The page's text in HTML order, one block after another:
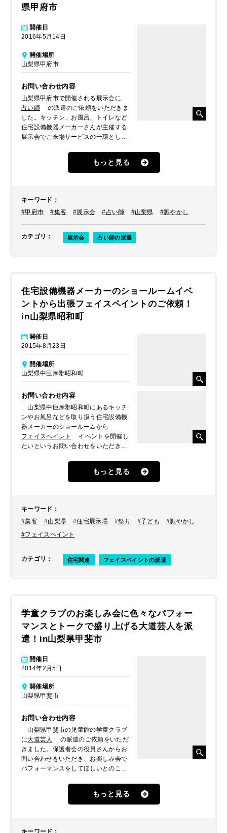
県甲府市
開催日
2016年5月14日
開催場所
山梨県甲府市
お問い合わせ内容
山梨県甲府市で開催される展示会に
占い師
の派遣のご依頼をいただきま
した。キッチン、お風呂、トイレなど
住宅設備機器メーカーさんが主催する
展示会でご来場サービスの一環として
もっと見る
キーワード ：
#甲府市
#集客 #展示会 #占い師 #山梨県 #賑やかし
カテゴリ ： 展示会 占い師の派遣
住宅設備機器メーカーのショールームイベ
ントから出張フェイスペイントのご依頼！
in山梨県昭和町
開催日
2015年8月23日
開催場所
山梨県中巨摩郡昭和町
お問い合わせ内容
山梨県中巨摩郡昭和町にあるキッチ
ンやお風呂などを取り扱う住宅設備機
器メーカーのショールームから
フェイスペイント
イベントを開催し
たいというお問い合わせをいただきま
一つとして開催されたいとのことで、
フェイスペインターを1名派遣しまし
もっと見る
キーワード ：
#集客
#山梨県 #住宅展示場 #祭り #子ども
#賑やかし
#フェイスペイント
カテゴリ ： 住宅関連 フェイスペイントの派遣
学童クラブのお楽しみ会に色々なパフォー
マンスとトークで盛り上げる大道芸人を派
遣！in山梨県甲斐市
開催日
2014年2月5日
開催場所
山梨県甲斐市
お問い合わせ内容
山梨県甲斐市の児童館の学童クラブ
に大道芸人
の派遣のご依頼をいただ
きました。保護者会の役員さんからお
問い合わせをいただき、お楽しみ会で
パフォーマンスをしてほしいとのこと
もっと見る
キーワード ：